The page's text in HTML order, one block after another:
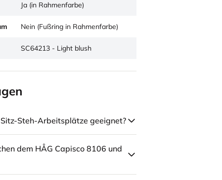
Ja (in Rahmenfarbe)
Nein (Fußring in Rahmenfarbe)
SC64213 - Light blush
Steh-Arbeitsplätze geeignet?
dem HÅG Capisco 8106 und